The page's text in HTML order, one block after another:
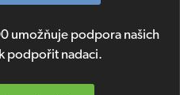
umožňuje podpora našich
podpořit nadaci.